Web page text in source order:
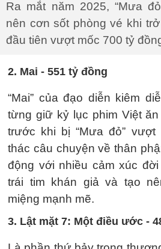
Ra mắt năm 2025, “Mưa
nên cơn sốt phòng vé khi
đầu tiên vượt mốc 700 tỷ
2. Mai - 551 tỷ đồng
“Mai” của đạo diễn kiêm
từng giữ kỷ lục phim Việt
trước khi bị “Mưa đỏ” vượt
thác câu chuyện về thân
động với nhiều cảm xúc
trái tim khán giả và tạo
miệng mạnh mẽ.
3. Lật mặt 7: Một điều ước -